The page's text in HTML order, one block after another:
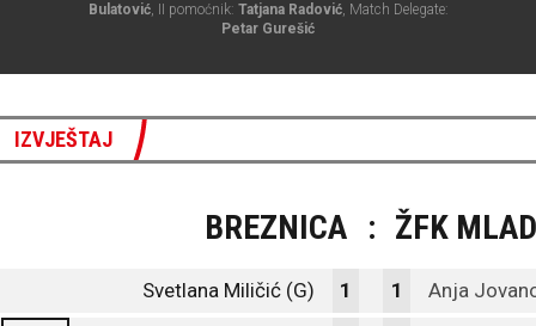
Bulatović, II pomoćnik: Tatjana Radović, Match Delegate:
Petar Gurešić
IZVJEŠTAJ
BREZNICA : ŽFK
Svetlana Miličić (G) 1 1 Anja